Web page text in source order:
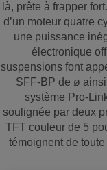
là, prête à frapper
d’un moteur quatre
une puissance
électronique
suspensions font
SFF-BP de ø
système Pro-
soulignée par deux
TFT couleur de 5
témoignent de